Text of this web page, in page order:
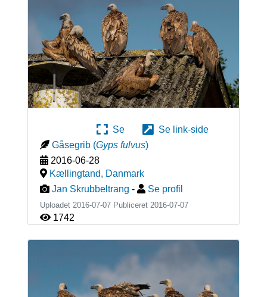
Se
Se link-side
Gåsegrib (Gyps fulvus)
2016-06-28
Kællingtand, Danmark
Jan Skrubbeltrang - Se profil
Uploadet 2016-07-07 Publiceret 2016-07-07
1742